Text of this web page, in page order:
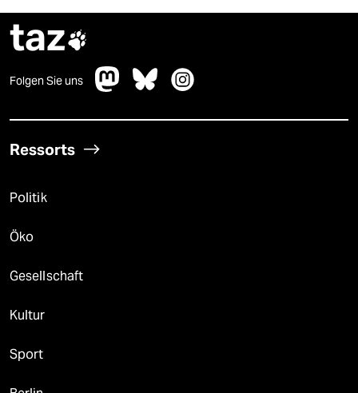
taz
Folgen Sie uns
Ressorts
Politik
Öko
Gesellschaft
Kultur
Sport